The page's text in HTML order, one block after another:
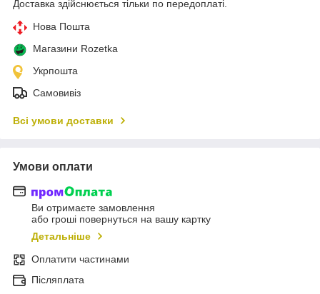
Доставка здійснюється тільки по передоплаті.
Нова Пошта
Магазини Rozetka
Укрпошта
Самовивіз
Всі умови доставки
Умови оплати
Ви отримаєте замовлення
або гроші повернуться на вашу картку
Детальніше
Оплатити частинами
Післяплата